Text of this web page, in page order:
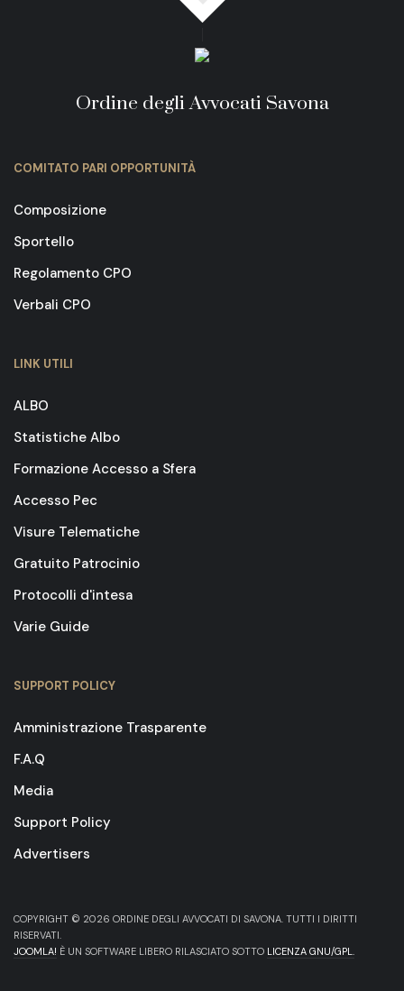
Ordine degli Avvocati Savona
COMITATO PARI OPPORTUNITÀ
Composizione
Sportello
Regolamento CPO
Verbali CPO
LINK UTILI
ALBO
Statistiche Albo
Formazione Accesso a Sfera
Accesso Pec
Visure Telematiche
Gratuito Patrocinio
Protocolli d'intesa
Varie Guide
SUPPORT POLICY
Amministrazione Trasparente
F.A.Q
Media
Support Policy
Advertisers
COPYRIGHT © 2026 ORDINE DEGLI AVVOCATI DI SAVONA. TUTTI I DIRITTI
RISERVATI.
JOOMLA! È UN SOFTWARE LIBERO RILASCIATO SOTTO LICENZA GNU/GPL.